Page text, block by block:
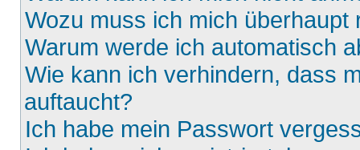
Wozu muss ich mich überhaupt
Warum werde ich automatisch
Wie kann ich verhindern, dass
auftaucht?
Ich habe mein Passwort